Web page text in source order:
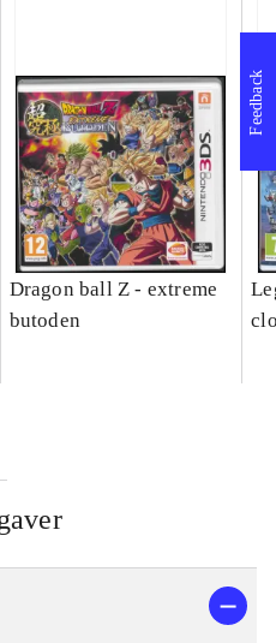
Dragon ball Z - extreme
butoden
Feedback